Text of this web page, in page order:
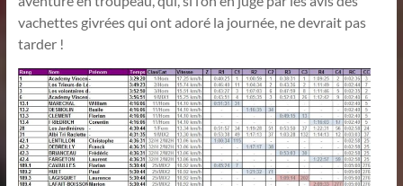
vachettes givrées qui ont adoré la journée, ne devrait pas
tarder !